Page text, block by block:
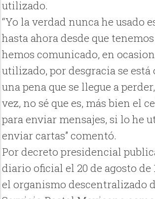
utilizado.
“Yo la verdad nunca he usado
hasta ahora desde que
hemos comunicado, en
utilizado, por desgracia se está
una pena que se llegue a
vez, no sé que es, más bien el
para enviar mensajes, si lo he
enviar cartas” comentó.
Por decreto presidencial
diario oficial el 20 de agosto de
el organismo descentralizado